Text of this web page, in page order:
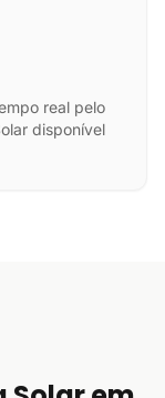
real pelo
disponível